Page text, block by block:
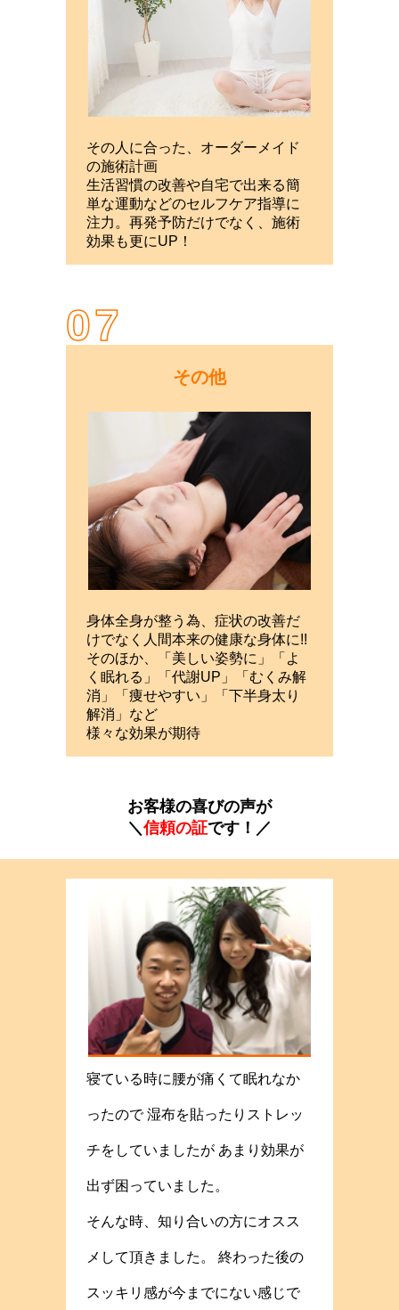
その人に合った、オーダーメイド
の施術計画
生活習慣の改善や自宅で出来る簡
単な運動などのセルフケア指導に
注力。再発予防だけでなく、施術
効果も更にUP！
07
その他
身体全身が整う為、症状の改善だ
けでなく人間本来の健康な身体に!!
そのほか、「美しい姿勢に」「よ
く眠れる」「代謝UP」「むくみ解
消」「痩せやすい」「下半身太り
解消」など
様々な効果が期待
お客様の喜びの声が
＼信頼の証です！／
寝ている時に腰が痛くて眠れなか
ったので 湿布を貼ったりストレッ
チをしていましたが あまり効果が
出ず困っていました。
そんな時、知り合いの方にオスス
メして頂きました。 終わった後の
スッキリ感が今までにない感じで